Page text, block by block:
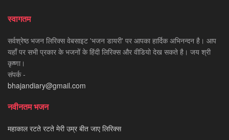
स्वागतम
सर्वश्रेष्ठ भजन लिरिक्स वेबसाइट 'भजन डायरी' पर आपका हार्दिक अभिनन्दन है। आप
यहाँ पर सभी प्रकार के भजनों के हिंदी लिरिक्स और वीडियो देख सकते है। जय श्री
कृष्णा।
संपर्क -
bhajandiary@gmail.com
नवीनतम भजन
महाकाल रटते रटते मेरी उम्र बीत जाए लिरिक्स